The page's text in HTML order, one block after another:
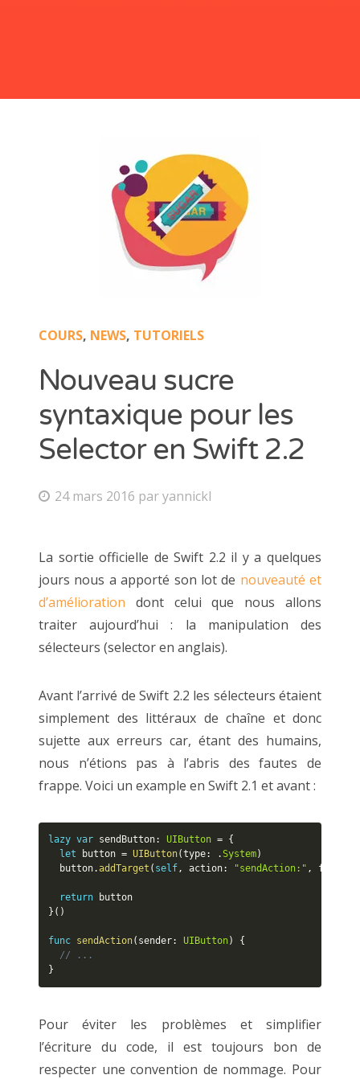
COURS, NEWS, TUTORIELS
Nouveau sucre
syntaxique pour les
Selector en Swift 2.2
24 mars 2016 paryannickl
La sortie officielle de Swift 2.2 il y a quelques
jours nous a apporté son lot de nouveauté et
d’amélioration dont celui que nous allons
traiter aujourd’hui : la manipulation des
sélecteurs (selector en anglais).
Avant l’arrivé de Swift 2.2 les sélecteurs étaient
simplement des littéraux de chaîne et donc
sujette aux erreurs car, étant des humains,
nous n’étions pas à l’abris des fautes de
frappe. Voici un example en Swift 2.1 et avant :
lazy var sendButton: UIButton = {
let button = UIButton(type: .System)
  button
.addTarget ( self, action: "sendAction:" ,
return
} ( )
func sendAction( sender: UIButton)
{
// ...
}
Pour éviter les problèmes et simplifier
l’écriture du code, il est toujours bon de
respecter une convention de nommage. Pour
poste de développeur Swift